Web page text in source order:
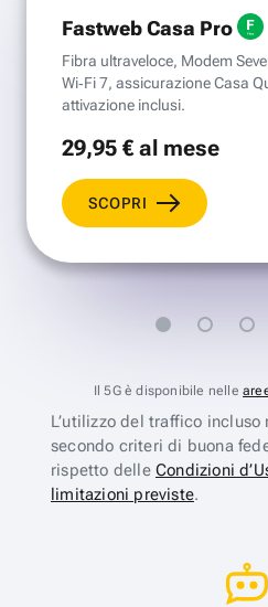
Fastweb Casa Pro
Fibra ultraveloce, Modem
Wi‑Fi 7, assicurazione Casa
attivazione inclusi.
29,95 €al mese
SCOPRI
Il 5G è disponibile nelle
L’utilizzo del traffico incluso
secondo criteri di buona
rispetto delle Condizioni
limitazioni previste.